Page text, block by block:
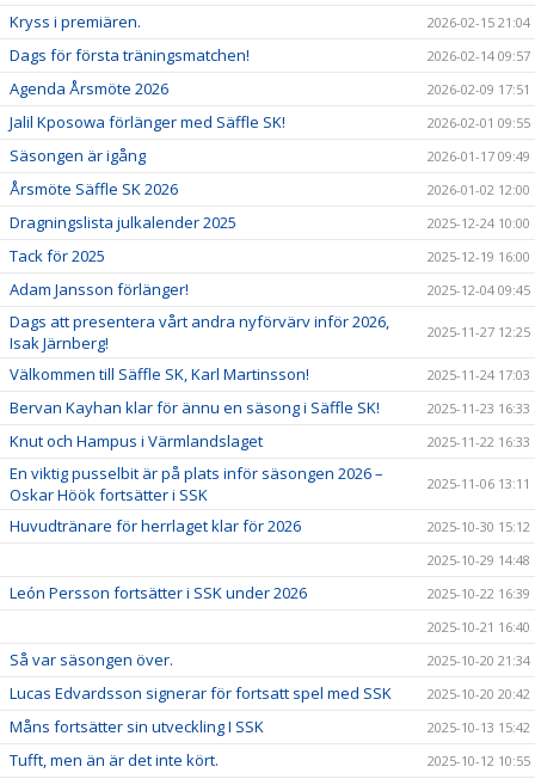
Kryss i premiären. 2026-02-15 21:04
Dags för första träningsmatchen! 2026-02-14 09:57
Agenda Årsmöte 2026 2026-02-09 17:51
Jalil Kposowa förlänger med Säffle SK! 2026-02-01 09:55
Säsongen är igång 2026-01-17 09:49
Årsmöte Säffle SK 2026 2026-01-02 12:00
Dragningslista julkalender 2025 2025-12-24 10:00
Tack för 2025 2025-12-19 16:00
Adam Jansson förlänger! 2025-12-04 09:45
Dags att presentera vårt andra nyförvärv inför 2026,
Isak Järnberg!
2025-11-27 12:25
Välkommen till Säffle SK, Karl Martinsson! 2025-11-24 17:03
Bervan Kayhan klar för ännu en säsong i Säffle SK! 2025-11-23 16:33
Knut och Hampus i Värmlandslaget 2025-11-22 16:33
En viktig pusselbit är på plats inför säsongen 2026 –
Oskar Höök fortsätter i SSK
2025-11-06 13:11
Huvudtränare för herrlaget klar för 2026
2025-10-30 15:12
2025-10-29 14:48
León Persson fortsätter i SSK under 2026
2025-10-22 16:39
2025-10-21 16:40
Så var säsongen över. 2025-10-20 21:34
Lucas Edvardsson signerar för fortsatt spel med SSK 2025-10-20 20:42
Måns fortsätter sin utveckling I SSK 2025-10-13 15:42
Tufft, men än är det inte kört. 2025-10-12 10:55